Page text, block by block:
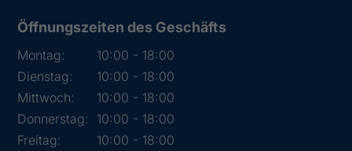
Öffnungszeiten des Geschäfts
Montag:
10:00 - 18:00
Dienstag:
10:00 - 18:00
Mittwoch:
10:00 - 18:00
Donnerstag:
10:00 - 18:00
Freitag:
10:00 - 18:00